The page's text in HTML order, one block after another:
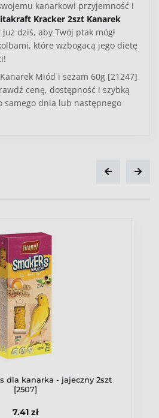
kanarkowi przyjemność i
Kracker 2szt Kanarek
już dziś, aby Twój ptak mógł
które wzbogacą jego dietę
Miód i sezam 60g [21247]
cenę, dostępność i szybką
samego dnia lub następnego
dla kanarka - jajeczny 2szt
[2507]
7.41 zł